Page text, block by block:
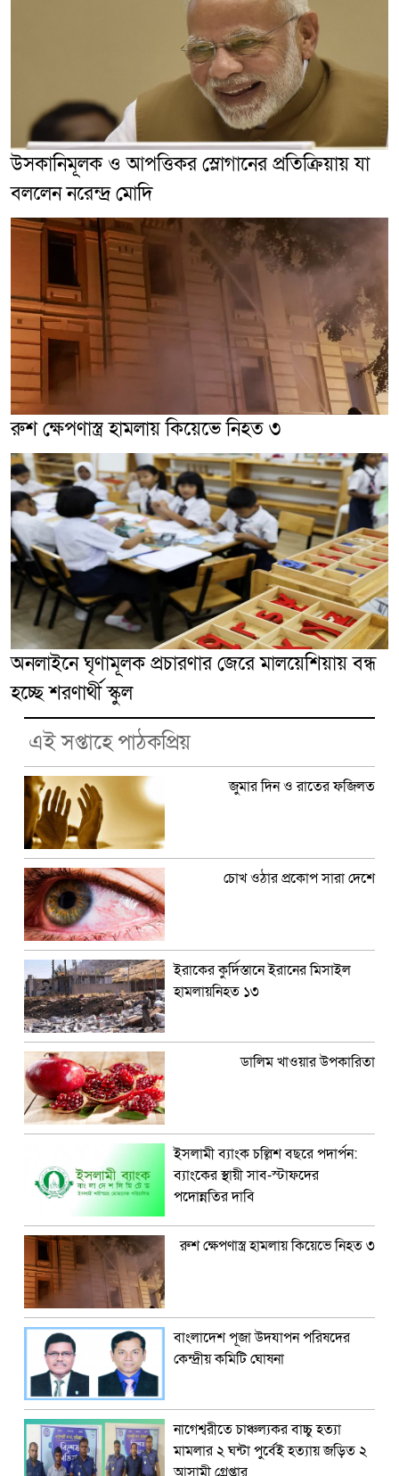
উসকানিমূলক ও আপত্তিকর স্লোগানের প্রতিক্রিয়ায় যা
বললেন নরেন্দ্র মোদি
রুশ ক্ষেপণাস্ত্র হামলায় কিয়েভে নিহত ৩
অনলাইনে ঘৃণামূলক প্রচারণার জেরে মালয়েশিয়ায় বন্ধ
হচ্ছে শরণার্থী স্কুল
এই সপ্তাহে পাঠকপ্রিয়
জুমার দিন ও রাতের ফজিলত
চোখ ওঠার প্রকোপ সারা দেশে
ইরাকের কুর্দিস্তানে ইরানের মিসাইল
হামলায়নিহত ১৩
ডালিম খাওয়ার উপকারিতা
ইসলামী ব্যাংক চল্লিশ বছরে পদার্পন:
ব্যাংকের স্থায়ী সাব-স্টাফদের
পদোন্নতির দাবি
রুশ ক্ষেপণাস্ত্র হামলায় কিয়েভে নিহত ৩
বাংলাদেশ পূজা উদযাপন পরিষদের
কেন্দ্রীয় কমিটি ঘোষনা
নাগেশ্বরীতে চাঞ্চল্যকর বাচ্চু হত্যা
মামলার ২ ঘন্টা পুর্বেই হত্যায় জড়িত ২